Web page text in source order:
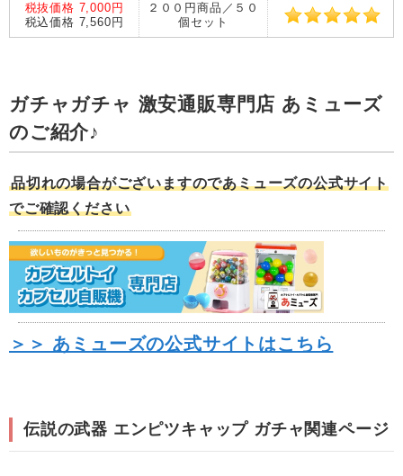
税抜価格 7,000円
税込価格 7,560円
２００円商品／５０
個セット
ガチャガチャ 激安通販専門店 あミューズ
のご紹介♪
品切れの場合がございますのであミューズの公式サイト
でご確認ください
＞＞ あミューズの公式サイトはこちら
伝説の武器 エンピツキャップ ガチャ関連ページ